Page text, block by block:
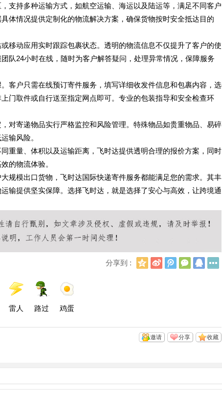
支持多种运输方式，如航空运输、海运以及陆运等，满足不同客户
体情况提供定制化的物流解决方案，确保货物按时安全抵达目的
移动应用实时跟踪包裹状态。透明的物流信息不仅提升了客户的使
队24小时在线，随时为客户解答疑问，处理异常情况，保障服务
客户只需在线预订寄件服务，填写详细收发件信息和包裹内容，选
门取件或自行送至指定网点即可。专业的包装指导和安全检查环
对寄递物品实行严格监控和风险管理。特殊物品如贵重物品、易碎
输风险。
重量、体积以及运输距离，飞时达提供透明合理的报价方案，同时
的物流体验。
规模出口货物，飞时达国际快递寄件服务都能满足您的需求。其丰
输提供坚实保障。选择飞时达，就是选择了安心与高效，让跨境通
分享到 :
Q
新
浪
腾
讯
微
信
Q
雷人 路过 鸡蛋
收藏
分享
邀请